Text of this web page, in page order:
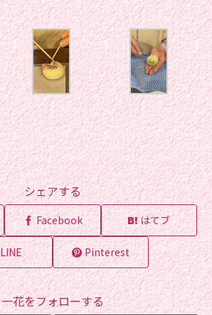
シェアする
Facebook はてブ
LINE Pinterest
一花をフォローする